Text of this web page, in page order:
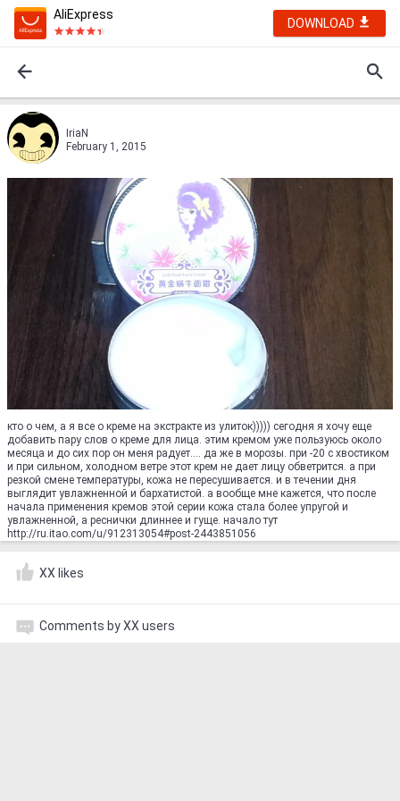
AliExpress
DOWNLOAD
IriaN
February 1, 2015
кто о чем, а я все о креме на экстракте из улиток))))) сегодня я хочу еще
добавить пару слов о креме для лица. этим кремом уже пользуюсь около
месяца и до сих пор он меня радует.... да же в морозы. при -20 с хвостиком
и при сильном, холодном ветре этот крем не дает лицу обветрится. а при
резкой смене температуры, кожа не пересушивается. и в течении дня
выглядит увлажненной и бархатистой. а вообще мне кажется, что после
начала применения кремов этой серии кожа стала более упругой и
увлажненной, а реснички длиннее и гуще. начало тут
http://ru.itao.com/u/912313054#post-2443851056
XX likes
Comments by XX users